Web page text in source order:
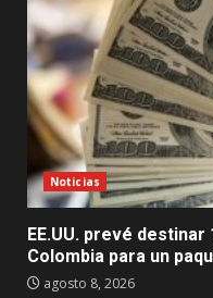
Noticias
EE.UU. prevé
Colombia para un
agosto 8, 2026